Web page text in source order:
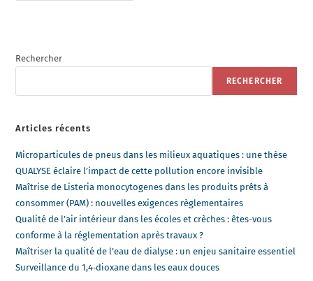
Filière
Rechercher
RECHERCHER
Articles récents
Microparticules de pneus dans les milieux aquatiques : une thèse
QUALYSE éclaire l’impact de cette pollution encore invisible
Maîtrise de Listeria monocytogenes dans les produits prêts à
consommer (PAM) : nouvelles exigences règlementaires
Qualité de l’air intérieur dans les écoles et crèches : êtes-vous
conforme à la réglementation après travaux ?
Maîtriser la qualité de l’eau de dialyse : un enjeu sanitaire essentiel
Surveillance du 1,4‑dioxane dans les eaux douces